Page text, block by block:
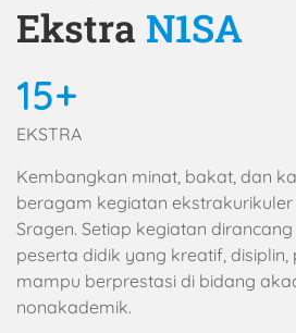
Ekstra N1SA
15+
EKSTRA
Kembangkan minat, bakat, dan
beragam kegiatan ekstrakurikuler
Sragen. Setiap kegiatan
peserta didik yang kreatif, disiplin,
mampu berprestasi di bidang
nonakademik.